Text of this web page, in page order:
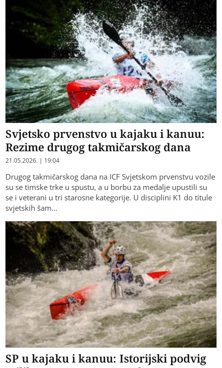
Svjetsko prvenstvo u kajaku i kanuu:
Rezime drugog takmičarskog dana
21.05.2026. | 19:04
Drugog takmičarskog dana na ICF Svjetskom prvenstvu vozile
su se timske trke u spustu, a u borbu za medalje upustili su
se i veterani u tri starosne kategorije. U disciplini K1 do titule
svjetskih šam…
SP u kajaku i kanuu: Istorijski podvig